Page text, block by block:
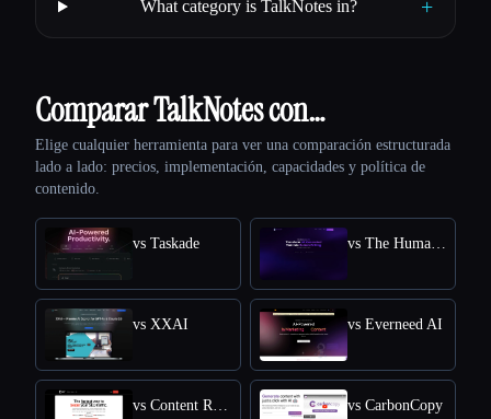
What category is TalkNotes in? +
Comparar TalkNotes con…
Elige cualquier herramienta para ver una comparación estructurada
lado a lado: precios, implementación, capacidades y política de
contenido.
vs Taskade vs The Humanize Ai Pro
vs XXAI vs Everneed AI
vs Content Raptor vs CarbonCopy